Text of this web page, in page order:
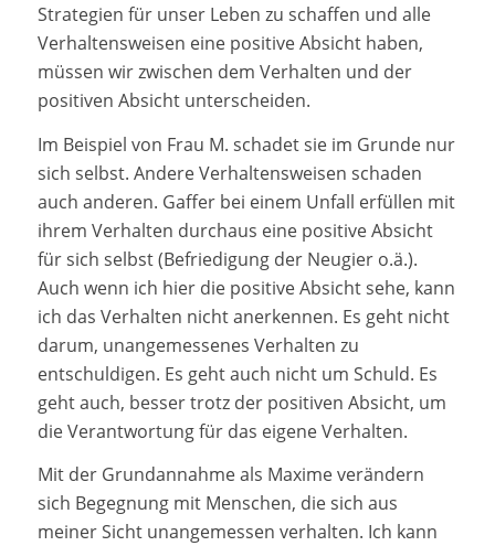
Strategien für unser Leben zu schaffen und alle
Verhaltensweisen eine positive Absicht haben,
müssen wir zwischen dem Verhalten und der
positiven Absicht unterscheiden.
Im Beispiel von Frau M. schadet sie im Grunde nur
sich selbst. Andere Verhaltensweisen schaden
auch anderen. Gaffer bei einem Unfall erfüllen mit
ihrem Verhalten durchaus eine positive Absicht
für sich selbst (Befriedigung der Neugier o.ä.).
Auch wenn ich hier die positive Absicht sehe, kann
ich das Verhalten nicht anerkennen. Es geht nicht
darum, unangemessenes Verhalten zu
entschuldigen. Es geht auch nicht um Schuld. Es
geht auch, besser trotz der positiven Absicht, um
die Verantwortung für das eigene Verhalten.
Mit der Grundannahme als Maxime verändern
sich Begegnung mit Menschen, die sich aus
meiner Sicht unangemessen verhalten. Ich kann